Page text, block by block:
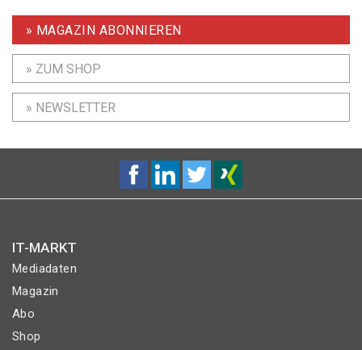
» MAGAZIN ABONNIEREN
» ZUM SHOP
» NEWSLETTER
IT-MARKT
Mediadaten
Magazin
Abo
Shop